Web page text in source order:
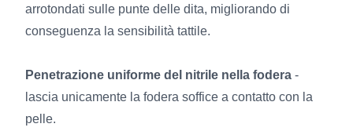
arrotondati sulle punte delle dita, migliorando di
conseguenza la sensibilità tattile.
Penetrazione uniforme del nitrile nella fodera -
lascia unicamente la fodera soffice a contatto con la
pelle.